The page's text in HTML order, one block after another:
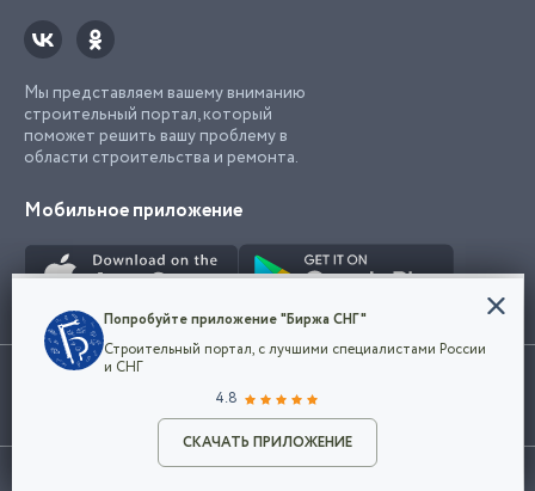
Разместить объявление
Мы представляем вашему вниманию
строительный портал, который
поможет решить вашу проблему в
области строительства и ремонта.
Мобильное приложение
Использование сайта, в том числе подача объявлений, означает
марки представленные на сайте являются собственностью их
©2026Биржа СНГ
Конфиденциальность
Мы используем файлы cookie, чтобы сделать
наш сайт удобным для каждого
Политикой конфиденциальности компании
и принимаете условия использования cookie.
Попробуйте приложение "Биржа СНГ"
Строительный портал, с лучшими специалистами России
и СНГ
4.8
СКАЧАТЬ ПРИЛОЖЕНИЕ